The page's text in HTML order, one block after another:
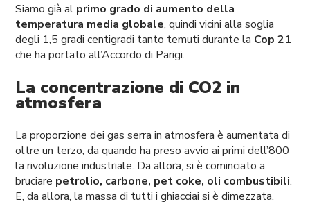
Siamo già al primo grado di aumento della
temperatura media globale, quindi vicini alla soglia
degli 1,5 gradi centigradi tanto temuti durante la Cop 21
che ha portato all’Accordo di Parigi.
La concentrazione di CO2 in
atmosfera
La proporzione dei gas serra in atmosfera è aumentata di
oltre un terzo, da quando ha preso avvio ai primi dell’800
la rivoluzione industriale. Da allora, si è cominciato a
bruciare petrolio, carbone, pet coke, oli combustibili.
E, da allora, la massa di tutti i ghiacciai si è dimezzata.